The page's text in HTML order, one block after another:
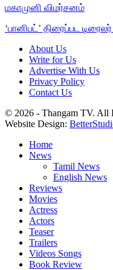
மகாமுனி விமர்சனம்
‘பானிபட்’ திரைப்பட
About Us
Write for Us
Advertise With Us
Privacy Policy
Contact Us
© 2026 - Thangam TV. All
Website Design:
Home
News
Tamil News
English News
Reviews
Movies
Actress
Actors
Teaser
Trailers
Videos Songs
Book Review